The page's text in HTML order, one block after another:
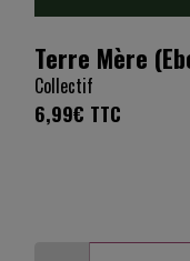
Terre Mère
Collectif
6,99€ TTC